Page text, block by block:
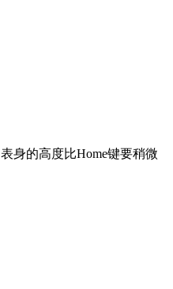
身的高度比Home键要稍微